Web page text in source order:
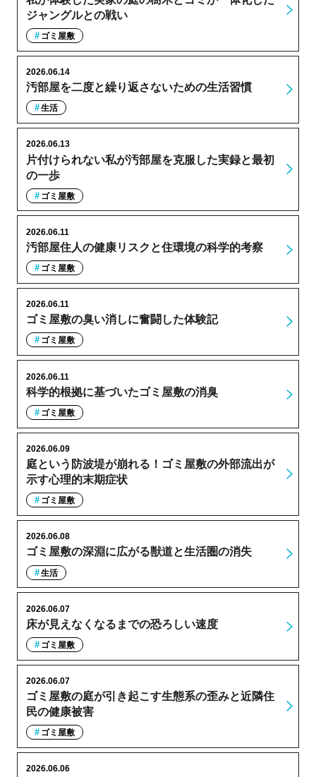
ジャングルとの戦い
ゴミ屋敷
汚部屋を二度と繰り返さないための生活習慣
2026.06.14
生活
片付けられない私が汚部屋を克服した実録と最初
の一歩
2026.06.13
ゴミ屋敷
汚部屋住人の健康リスクと住環境の科学的考察
2026.06.11
ゴミ屋敷
ゴミ屋敷の臭い消しに奮闘した体験記
2026.06.11
ゴミ屋敷
科学的根拠に基づいたゴミ屋敷の消臭
2026.06.11
ゴミ屋敷
庭という防波堤が崩れる！ゴミ屋敷の外部流出が
示す心理的末期症状
2026.06.09
ゴミ屋敷
ゴミ屋敷の深淵に広がる獣道と生活圏の消失
2026.06.08
生活
床が見えなくなるまでの恐ろしい速度
2026.06.07
ゴミ屋敷
ゴミ屋敷の庭が引き起こす生態系の歪みと近隣住
民の健康被害
2026.06.07
ゴミ屋敷
2026.06.06